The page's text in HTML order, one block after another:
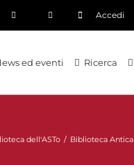
Accedi
ed eventi Ricerca
dell'ASTo / Biblioteca Antica